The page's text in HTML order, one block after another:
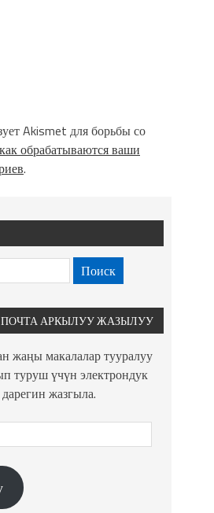
Akismet для борьбы со
обрабатываются ваши
.
ПОЧТА АРКЫЛУУ ЖАЗЫЛУУ
жаңы макалалар тууралуу
туруш үчүн электрондук
жазгыла.